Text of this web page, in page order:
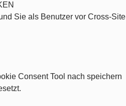
Sie als Benutzer vor Cross-Site
Consent Tool nach speichern